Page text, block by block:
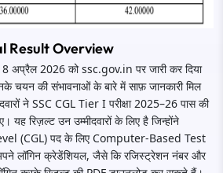
Result Overview
अप्रैल 2026 को ssc.gov.in पर जारी कर दिया
चयन की संभावनाओं के बारे में साफ़ जानकारी मिल
ने SSC CGL Tier I परीक्षा 2025–26 पास की
यह रिज़ल्ट उन उम्मीदवारों के लिए है जिन्होंने
(CGL) पद के लिए Computer-Based Test
अपने लॉगिन क्रेडेंशियल, जैसे कि रजिस्ट्रेशन नंबर और